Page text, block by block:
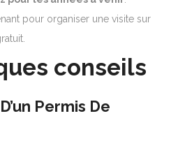
pour organiser une visite sur
conseils
Permis De